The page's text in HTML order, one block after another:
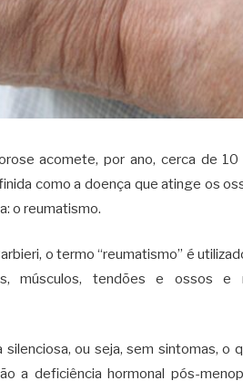
acomete, por ano, cerca de
como a doença que atinge os
o reumatismo.
o termo “reumatismo” é
músculos, tendões e ossos e
ou seja, sem sintomas, o
a deficiência hormonal pós-